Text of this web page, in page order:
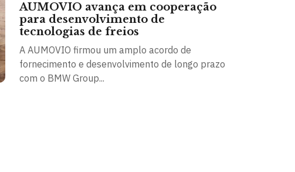
AUMOVIO avança em cooperação
para desenvolvimento de
tecnologias de freios
A AUMOVIO firmou um amplo acordo de
fornecimento e desenvolvimento de longo prazo
com o BMW Group...